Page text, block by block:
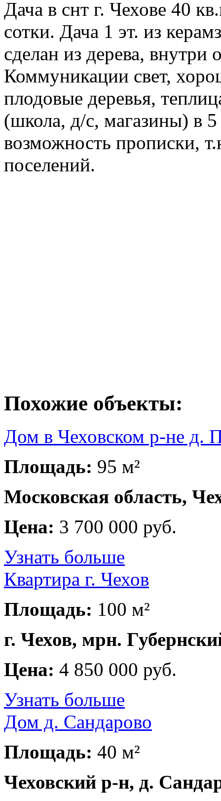
Дача в снт г. Чехове 40
сотки. Дача 1 эт. из
сделан из дерева, внутри
Коммуникации свет,
плодовые деревья,
(школа, д/с, магазины) в
возможность прописки,
поселений.
Похожие объекты:
Дом в Чеховском р-не д.
Площадь: 95 м²
Московская область,
Цена: 3 700 000 руб.
Узнать больше
Квартира г. Чехов
Площадь: 100 м²
г. Чехов, мрн.
Цена: 4 850 000 руб.
Узнать больше
Дом д. Сандарово
Площадь: 40 м²
Чеховский р-н, д.